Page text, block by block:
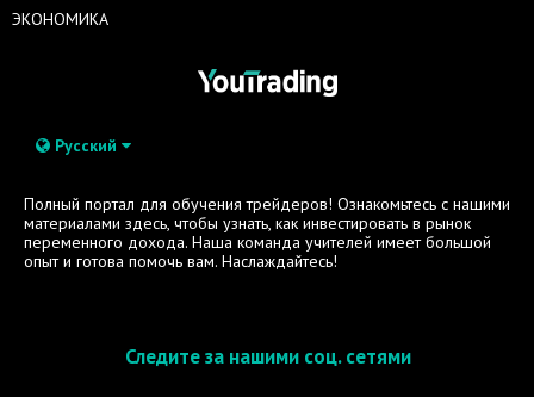
ЭКОНОМИКА
Русский
Полный портал для обучения трейдеров! Ознакомьтесь с нашими
материалами здесь, чтобы узнать, как инвестировать в рынок
переменного дохода. Наша команда учителей имеет большой
опыт и готова помочь вам. Наслаждайтесь!
Следите за нашими соц. сетями